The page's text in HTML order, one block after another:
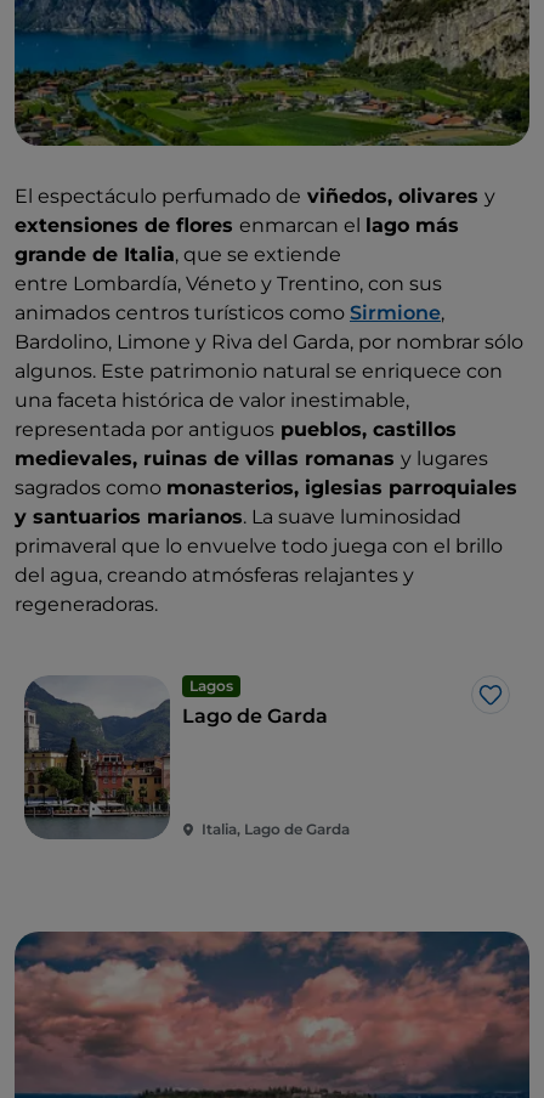
El espectáculo perfumado de viñedos, olivares y
extensiones de flores enmarcan el lago más
grande de Italia, que se extiende
entre Lombardía, Véneto y Trentino, con sus
animados centros turísticos como Sirmione,
Bardolino, Limone y Riva del Garda, por nombrar sólo
algunos. Este patrimonio natural se enriquece con
una faceta histórica de valor inestimable,
representada por antiguos pueblos, castillos
medievales, ruinas de villas romanas y lugares
sagrados como monasterios, iglesias parroquiales
y santuarios marianos. La suave luminosidad
primaveral que lo envuelve todo juega con el brillo
del agua, creando atmósferas relajantes y
regeneradoras.
Lagos
Me
Lago de Garda
Italia, Lago de Garda